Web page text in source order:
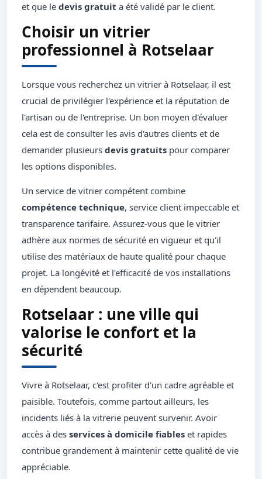
et que le devis gratuit a été validé par le client.
Choisir un vitrier
professionnel à Rotselaar
Lorsque vous recherchez un vitrier à Rotselaar, il est
crucial de privilégier l'expérience et la réputation de
l'artisan ou de l'entreprise. Un bon moyen d'évaluer
cela est de consulter les avis d'autres clients et de
demander plusieurs devis gratuits pour comparer
les options disponibles.
Un service de vitrier compétent combine
compétence technique, service client impeccable et
transparence tarifaire. Assurez-vous que le vitrier
adhère aux normes de sécurité en vigueur et qu'il
utilise des matériaux de haute qualité pour chaque
projet. La longévité et l'efficacité de vos installations
en dépendent beaucoup.
Rotselaar : une ville qui
valorise le confort et la
sécurité
Vivre à Rotselaar, c'est profiter d'un cadre agréable et
paisible. Toutefois, comme partout ailleurs, les
incidents liés à la vitrerie peuvent survenir. Avoir
accès à des services à domicile fiables et rapides
contribue grandement à maintenir cette qualité de vie
appréciable.